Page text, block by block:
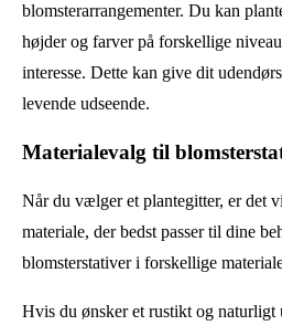
blomsterarrangementer. Du kan
højder og farver på forskellige
interesse. Dette kan give dit
levende udseende.
Materialevalg til
Når du vælger et plantegitter, er det
materiale, der bedst passer til dine
blomsterstativer i forskellige
Hvis du ønsker et rustikt og naturligt